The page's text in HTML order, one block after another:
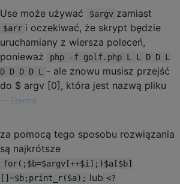
Use może używać $argv zamiast
$arr i oczekiwać, że skrypt będzie
uruchamiany z wiersza poleceń,
ponieważ
php -f golf.php L L D D L
D D D D L
- ale znowu musisz przejść
do $ argv [0], która jest nazwą pliku
Ezenhis
za pomocą tego sposobu rozwiązania
są najkrótsze
for(;$b=$argv[++$i];)$a[$b]
[]=$b;print_r($a); lub <?